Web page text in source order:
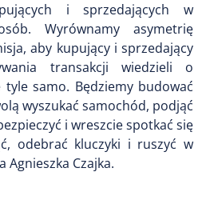
i sprzedających w
Wyrównamy asymetrię
aby kupujący i sprzedający
transakcji wiedzieli o
tyle samo. Będziemy budować
wyszukać samochód, podjąć
i wreszcie spotkać się
odebrać kluczyki i ruszyć w
Agnieszka Czajka.